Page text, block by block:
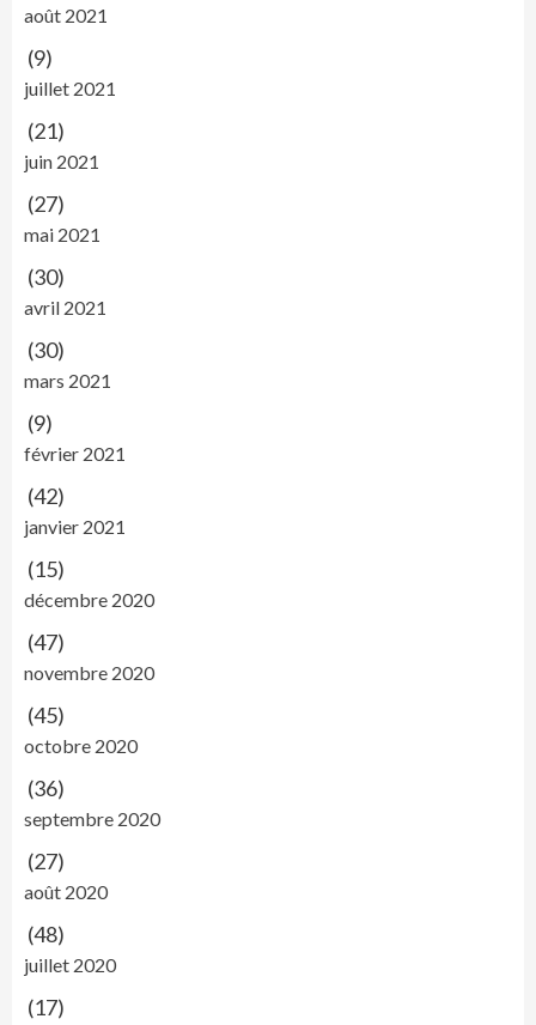
août 2021
(9)
juillet 2021
(21)
juin 2021
(27)
mai 2021
(30)
avril 2021
(30)
mars 2021
(9)
février 2021
(42)
janvier 2021
(15)
décembre 2020
(47)
novembre 2020
(45)
octobre 2020
(36)
septembre 2020
(27)
août 2020
(48)
juillet 2020
(17)